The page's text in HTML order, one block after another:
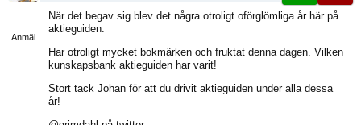
Anmäl
När det begav sig blev det några otroligt oförglömliga år här på
aktieguiden.
Har otroligt mycket bokmärken och fruktat denna dagen. Vilken
kunskapsbank aktieguiden har varit!
Stort tack Johan för att du drivit aktieguiden under alla dessa
år!